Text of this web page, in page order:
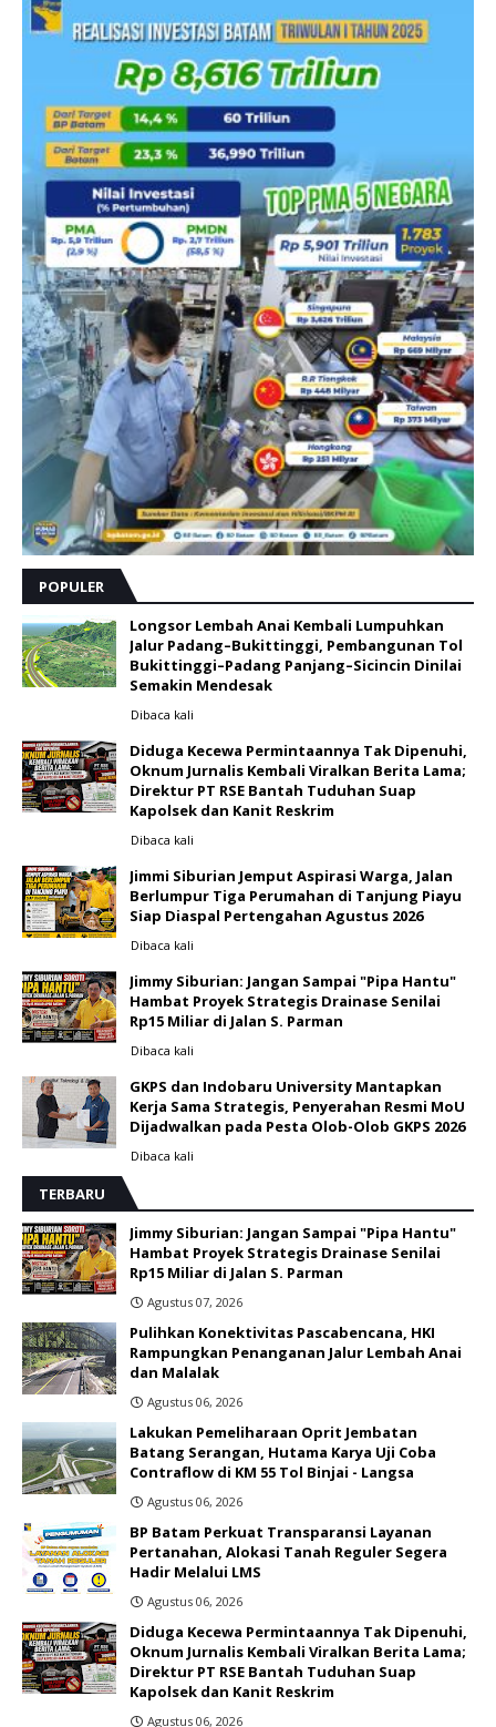
POPULER
Longsor Lembah Anai Kembali Lumpuhkan
Jalur Padang–Bukittinggi, Pembangunan Tol
Bukittinggi–Padang Panjang–Sicincin Dinilai
Semakin Mendesak
Dibaca kali
Diduga Kecewa Permintaannya Tak Dipenuhi,
Oknum Jurnalis Kembali Viralkan Berita Lama;
Direktur PT RSE Bantah Tuduhan Suap
Kapolsek dan Kanit Reskrim
Dibaca kali
Jimmi Siburian Jemput Aspirasi Warga, Jalan
Berlumpur Tiga Perumahan di Tanjung Piayu
Siap Diaspal Pertengahan Agustus 2026 ‎
Dibaca kali
Jimmy Siburian: Jangan Sampai "Pipa Hantu"
Hambat Proyek Strategis Drainase Senilai
Rp15 Miliar di Jalan S. Parman
Dibaca kali
GKPS dan Indobaru University Mantapkan
Kerja Sama Strategis, Penyerahan Resmi MoU
Dijadwalkan pada Pesta Olob-Olob GKPS 2026 ‎
Dibaca kali
TERBARU
Jimmy Siburian: Jangan Sampai "Pipa Hantu"
Hambat Proyek Strategis Drainase Senilai
Rp15 Miliar di Jalan S. Parman
Agustus 07, 2026
Pulihkan Konektivitas Pascabencana, HKI
Rampungkan Penanganan Jalur Lembah Anai
dan Malalak
Agustus 06, 2026
Lakukan Pemeliharaan Oprit Jembatan
Batang Serangan, Hutama Karya Uji Coba
Contraflow di KM 55 Tol Binjai - Langsa
Agustus 06, 2026
BP Batam Perkuat Transparansi Layanan
Pertanahan, Alokasi Tanah Reguler Segera
Hadir Melalui LMS
Agustus 06, 2026
Diduga Kecewa Permintaannya Tak Dipenuhi,
Oknum Jurnalis Kembali Viralkan Berita Lama;
Direktur PT RSE Bantah Tuduhan Suap
Kapolsek dan Kanit Reskrim
Agustus 06, 2026